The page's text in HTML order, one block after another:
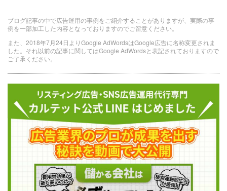
ブログ記事の中で広告運用の事例をご紹介することがありますが、実際の事
例を一部加工した内容となっておりますのでご留意ください。
また、2018年7月24日よりGoogle AdWordsはGoogle広告に名称変更されま
した。それ以前の記事に関してはGoogle AdWordsと表記されておりますので
ご了承ください。